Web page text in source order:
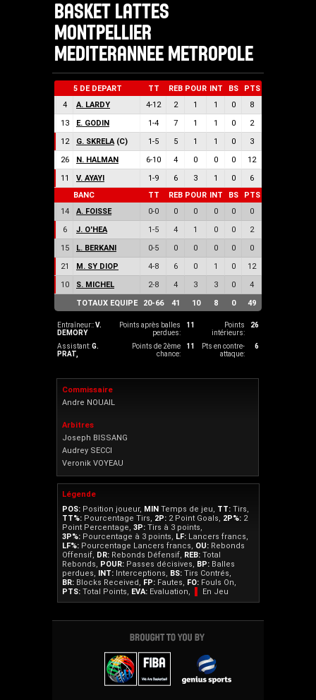
BASKET LATTES
MONTPELLIER
MEDITERANNEE METROPOLE
5 DE DEPART TT REB POUR INT BS
PTS
4
A. LARDY 4-12 2 1 1 0
8
13
E. GODIN 1-4 7 1 1 0
2
12
G. SKRELA (C) 1-5 5 1 1 0
3
26
N. HALMAN 6-10 4 0 0 0
12
11
V. AYAYI 1-9 6 3 1 0
6
BANC
TT REB POUR INT BS
PTS
14
A. FOISSE 0-0 0 0 0 0
0
6
J. O'HEA 1-5 4 1 0 0
2
15
L. BERKANI 0-5 0 0 0 0
0
21
M. SY DIOP 4-8 6 0 1 0
12
10
S. MICHEL 2-8 4 3 3 0
4
TOTAUX EQUIPE
20-66 41 10 8 0 49
Entraîneur::V.
DEMORY
Points après balles
perdues:
11
Points
intérieurs:
26
Assistant:G.
PRAT
Points de 2ème
chance:
11
Pts en contre-
attaque:
6
Commissaire
Andre NOUAIL
Arbitres
Joseph BISSANG
Audrey SECCI
Veronik VOYEAU
Légende
POS: Position joueur, MIN Temps de jeu, TT: Tirs,
TT%: Pourcentage Tirs, 2P: 2 Point Goals, 2P%: 2
Point Percentage, 3P: Tirs à 3 points,
3P%: Pourcentage à 3 points, LF: Lancers francs,
LF%: Pourcentage Lancers francs, OU: Rebonds
Offensif, DR: Rebonds Défensif, REB: Total
Rebonds,
POUR: Passes décisives, BP: Balles
perdues,
INT: Interceptions, BS: Tirs Contrés,
BR: Blocks Received, FP: Fautes, FO: Fouls On,
PTS: Total Points, EVA: Evaluation, En Jeu